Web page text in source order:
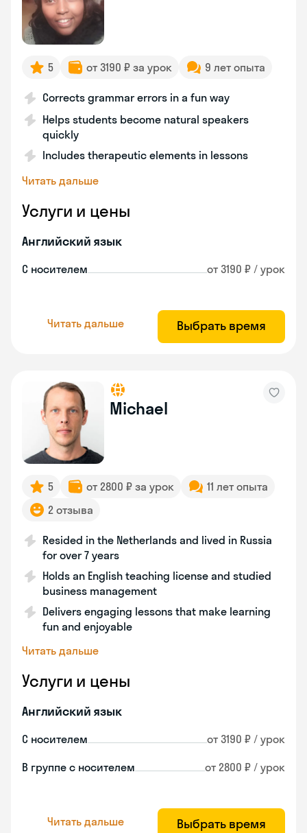
5 от 3190 ₽ за урок 9 лет опыта
Corrects grammar errors in a fun way
Helps students become natural speakers
quickly
Includes therapeutic elements in lessons
Читать дальше
Услуги и цены
Английский язык
С носителем от 3190 ₽ / урок
Читать дальше Выбрать время
Michael
5 от 2800 ₽ за урок
11 лет опыта
2 отзыва
Resided in the Netherlands and lived in Russia
for over 7 years
Holds an English teaching license and studied
business management
Delivers engaging lessons that make learning
fun and enjoyable
Читать дальше
Услуги и цены
Английский язык
С носителем от 3190 ₽ / урок
В группе с носителем от 2800 ₽ / урок
Читать дальше Выбрать время